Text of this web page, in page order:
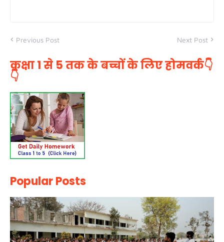
Previous Post Next Post
कक्षा 1 से 5 तक के बच्चों के लिए होमवर्क👇
👇
Popular Posts